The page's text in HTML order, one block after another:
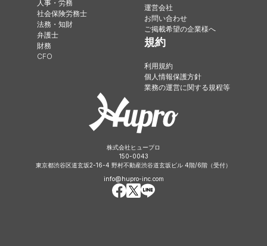
人事・労務
社会保険労務士
法務・知財
弁護士
財務
CFO
運営会社
お問い合わせ
ご掲載希望の企業様へ
規約
利用規約
個人情報保護方針
業務の運営に関する規程等
株式会社ヒュープロ
150-0043
東京都渋谷区道玄坂2-16-4 野村不動産渋谷道玄坂ビル 4階/6階（受付）
info@hupro-inc.com